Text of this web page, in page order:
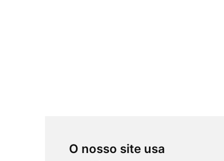
O nosso site usa